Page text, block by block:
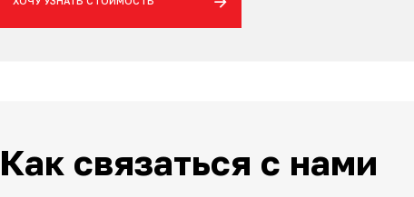
Как связаться с нами